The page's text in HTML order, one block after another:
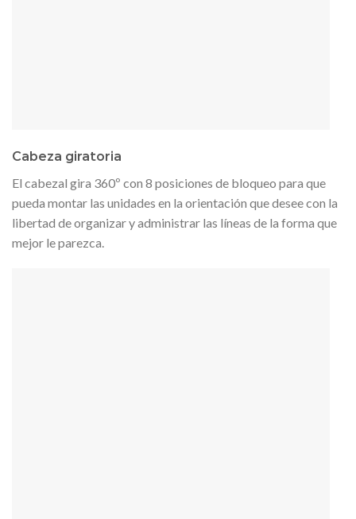
Cabeza giratoria
El cabezal gira 360º con 8 posiciones de bloqueo para que
pueda montar las unidades en la orientación que desee con la
libertad de organizar y administrar las líneas de la forma que
mejor le parezca.